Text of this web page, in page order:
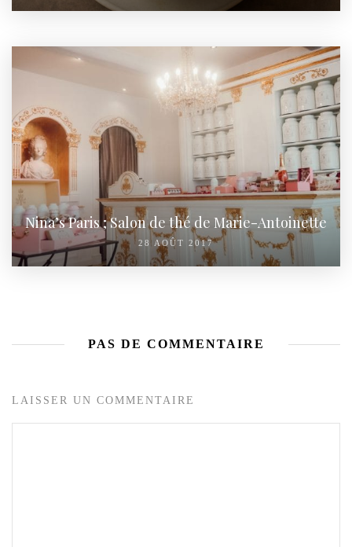
Nina’s Paris ; Salon de thé de Marie-Antoinette
28 AOÛT 2017
PAS DE COMMENTAIRE
LAISSER UN COMMENTAIRE